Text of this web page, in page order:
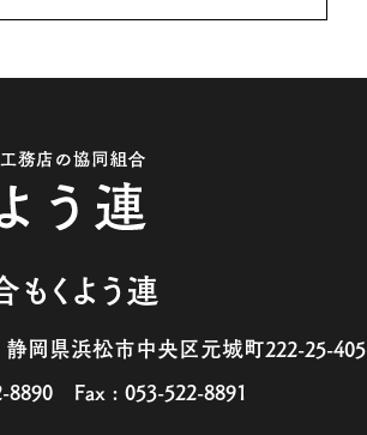
くよう連
静岡県浜松市中央区元城町222-25-405
8890 Fax : 053-522-8891